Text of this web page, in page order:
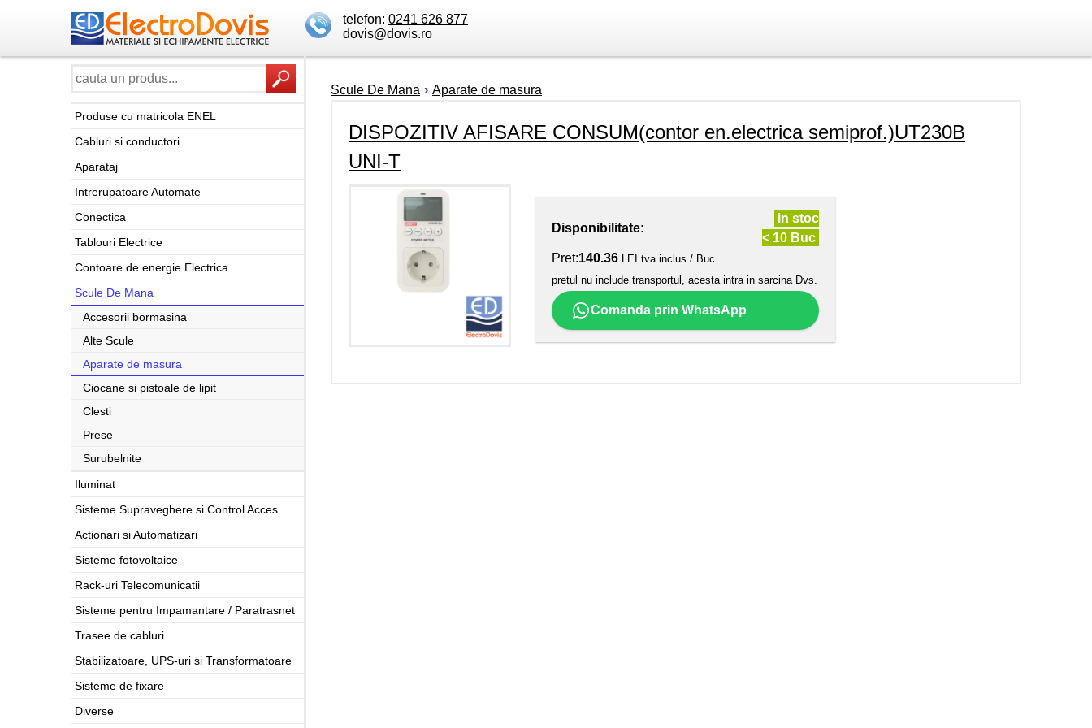
telefon: 0241 626 877
dovis@dovis.ro
Produse cu matricola ENEL
Cabluri si conductori
Aparataj
Intrerupatoare Automate
Conectica
Tablouri Electrice
Contoare de energie Electrica
Scule De Mana
Accesorii bormasina
Alte Scule
Aparate de masura
Ciocane si pistoale de lipit
Clesti
Prese
Surubelnite
Iluminat
Sisteme Supraveghere si Control Acces
Actionari si Automatizari
Sisteme fotovoltaice
Rack-uri Telecomunicatii
Sisteme pentru Impamantare / Paratrasnet
Trasee de cabluri
Stabilizatoare, UPS-uri si Transformatoare
Sisteme de fixare
Diverse
Scule De Mana › Aparate de masura
DISPOZITIV AFISARE CONSUM(contor en.electrica semiprof.)UT230B
UNI-T
Disponibilitate:
in stoc
< 10 Buc
Pret:140.36 LEI tva inclus / Buc
pretul nu include transportul, acesta intra in sarcina Dvs.
Comanda prin WhatsApp